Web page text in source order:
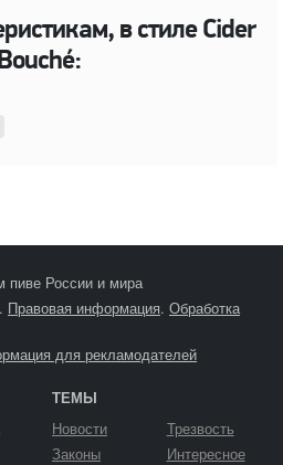
в стиле Cider
пиве России и мира
Правовая информация. Обработка
для рекламодателей
ТЕМЫ
Новости
Законы
Трезвость
Интересное